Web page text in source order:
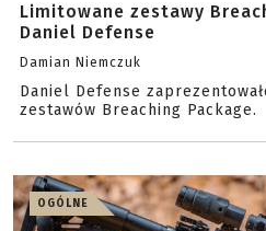
Limitowane zestawy
Daniel Defense
Damian Niemczuk
Daniel Defense
zestawów Breaching Package.
OGÓLNE